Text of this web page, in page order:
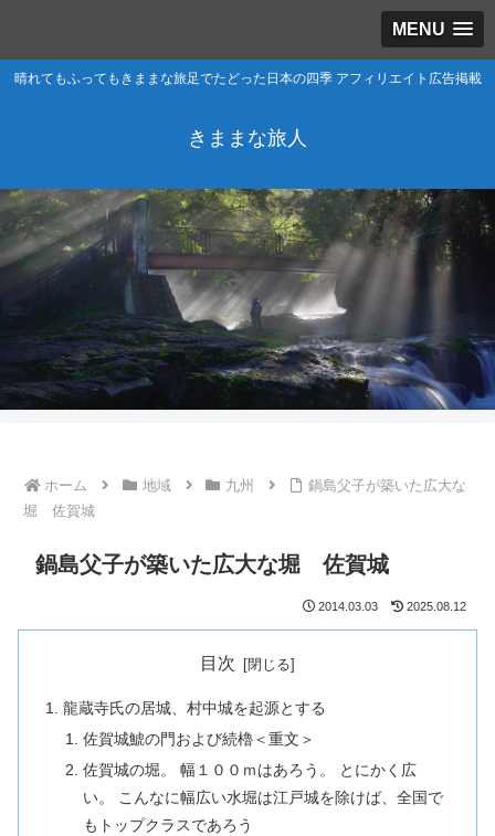
MENU
晴れてもふってもきままな旅足でたどった日本の四季 アフィリエイト広告掲載
きままな旅人
ホーム 地域 九州
鍋島父子が築いた広大な
堀 佐賀城
鍋島父子が築いた広大な堀 佐賀城
2014.03.03 2025.08.12
目次
龍蔵寺氏の居城、村中城を起源とする
佐賀城鯱の門および続櫓＜重文＞
佐賀城の堀。 幅１００ｍはあろう。 とにかく広
い。 こんなに幅広い水堀は江戸城を除けば、全国で
もトップクラスであろう